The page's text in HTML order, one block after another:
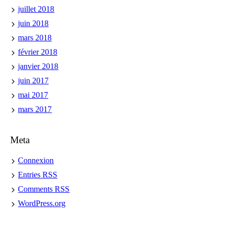
juillet 2018
juin 2018
mars 2018
février 2018
janvier 2018
juin 2017
mai 2017
mars 2017
Meta
Connexion
EntriesRSS
CommentsRSS
WordPress.org